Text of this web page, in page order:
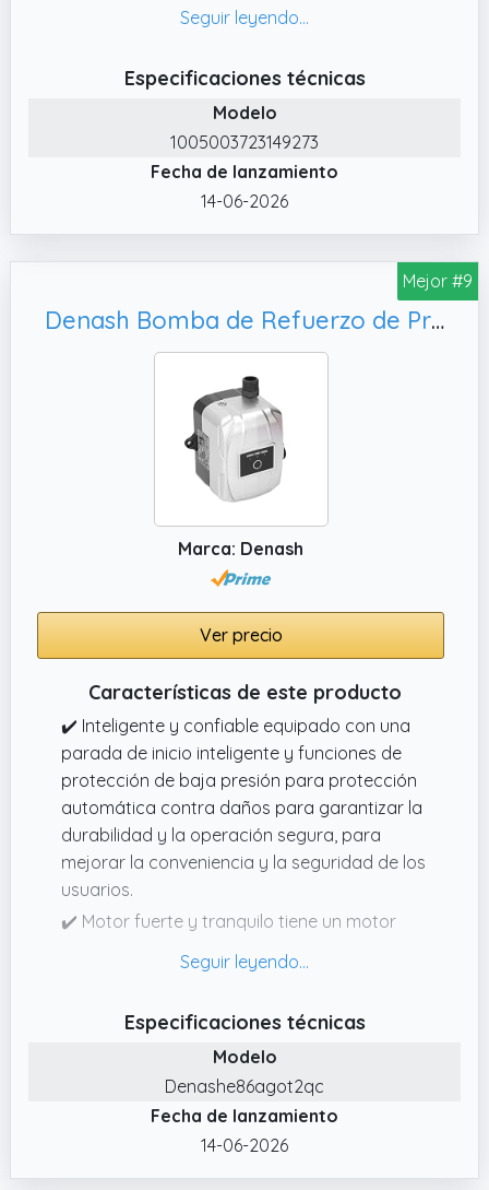
sumergible de alta presión garantiza que su
tenga un buen drenaje.
✔️ Adecuada for una amplia gama de
aplicaciones, esta bomba de achique
sumergible funciona bien a bajas presiones y
es ideal for eliminar el exceso de agua de
alternativa ecológica a las bombas de aire
✔️ Con una carcasa ABC resistente for
soportar entornos marinos hostiles, esta
bomba de agua eléctrica proporciona una
solución confiable for todas sus necesidades
Especificaciones técnicas
Modelo
1005003723149273
Fecha de lanzamiento
14-06-2026
Mejor #9
Denash Bomba de Refuerzo de Presión de Agua Alto Rendimiento de 180 W para un Aumento Automático en la Casa, Uso Industrial
Marca: Denash
Ver precio
Características de este producto
✔️ Inteligente y confiable equipado con una
parada de inicio inteligente y funciones de
protección de baja presión para protección
automática contra daños para garantizar la
durabilidad y la operación segura, para
mejorar la conveniencia y la seguridad de los
usuarios.
✔️ Motor fuerte y tranquilo tiene un motor
que funciona de manera silenciosa y suave,
protección para evitar el
sobrecalentamiento.
✔️ Aplicación amplia Bomba versátil para
grifos, duchas, cocinas, rociadores de jardín,
sistemas de riego agrícola y sistemas de
Especificaciones técnicas
Modelo
Denashe86agot2qc
Fecha de lanzamiento
14-06-2026